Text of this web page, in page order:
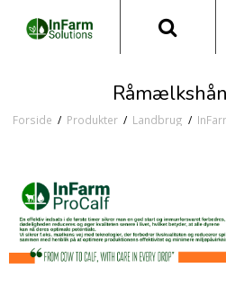
Forside / Produkter / Landbrug /